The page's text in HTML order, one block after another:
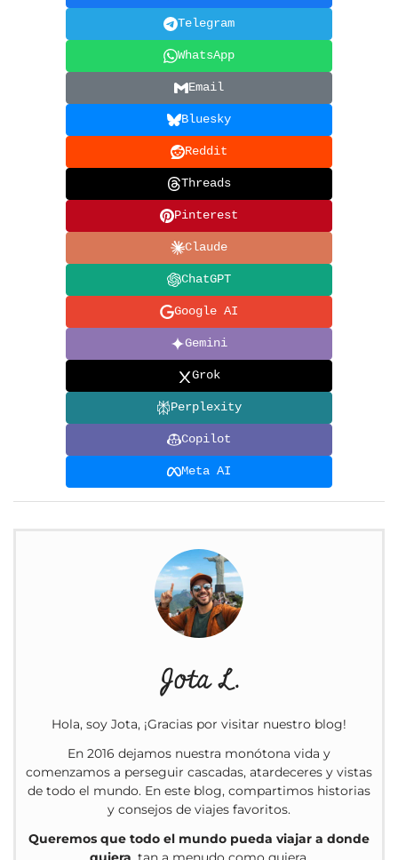
Telegram
WhatsApp
Email
Bluesky
Reddit
Threads
Pinterest
Claude
ChatGPT
Google AI
Gemini
Grok
Perplexity
Copilot
Meta AI
Jota L.
Hola, soy Jota, ¡Gracias por visitar nuestro blog!
En 2016 dejamos nuestra monótona vida y
comenzamos a perseguir cascadas, atardeceres y vistas
de todo el mundo. En este blog, compartimos historias
y consejos de viajes favoritos.
Queremos que todo el mundo pueda viajar a donde